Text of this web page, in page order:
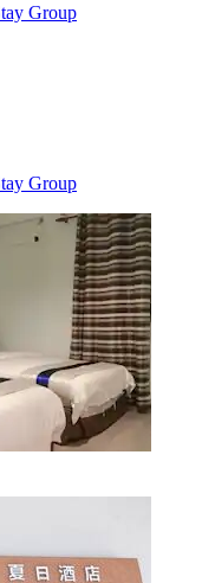
Group
Group